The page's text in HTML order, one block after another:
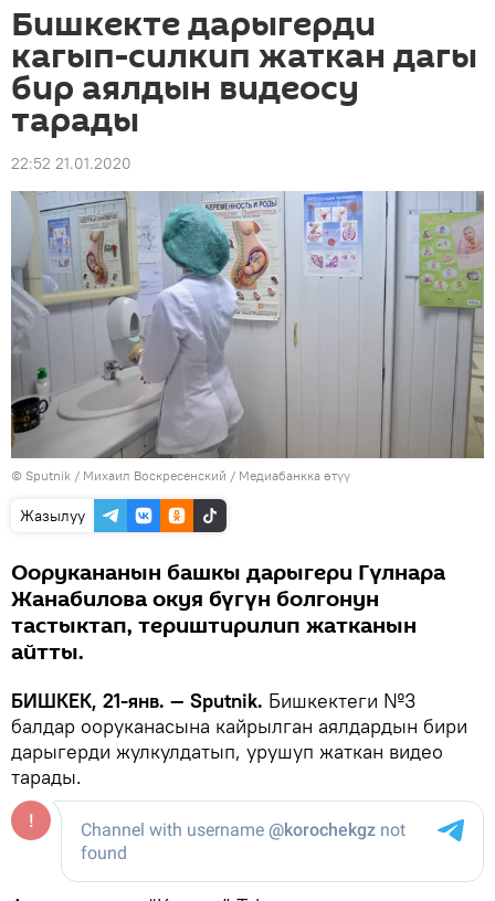
Бишкекте дарыгерди
кагып-силкип жаткан дагы
бир аялдын видеосу
тарады
22:52 21.01.2020
© Sputnik / Михаил Воскресенский / Медиабанкка өтүү
Жазылуу
Оорукананын башкы дарыгери Гүлнара
Жанабилова окуя бүгүн болгонун
тастыктап, териштирилип жатканын
айтты.
БИШКЕК, 21-янв. — Sputnik. Бишкектеги №3
балдар ооруканасына кайрылган аялдардын бири
дарыгерди жулкулдатып, урушуп жаткан видео
тарады.